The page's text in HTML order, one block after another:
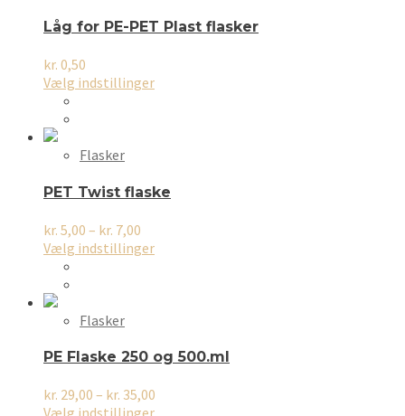
kan
varesiden
Låg for PE-PET Plast flasker
kr. 0,50
Vælg indstillingerDette
kan
varesiden
Flasker
PET Twist flaske
kr. 5,00 – kr. 7,00
kr. 5,00
Vælg indstillingerDette
kan
på
varesiden
Flasker
PE Flaske 250 og 500.ml
kr. 29,00 – kr. 35,00
Dette